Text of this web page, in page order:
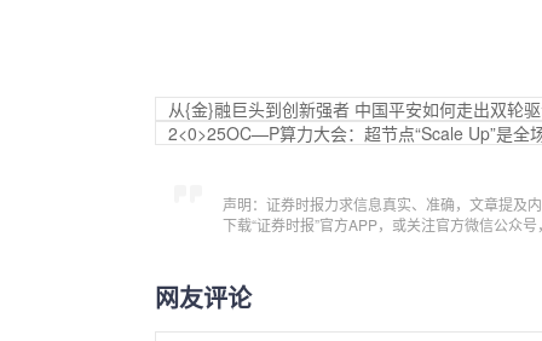
从{金}融巨头到创新强者 中国平安如何走出双轮
2<0>25OC—P算力大会：超节点“Scale Up”是全
声明：证券时报力求信息真实、准确，文章提及
下载“证券时报”官方APP，或关注官方微信公众
网友评论